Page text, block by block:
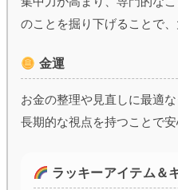
のことを掘り下げることで
金運
お金の整理や見直しに最適
長期的な視点を持つことで安
ラッキーアイテム＆